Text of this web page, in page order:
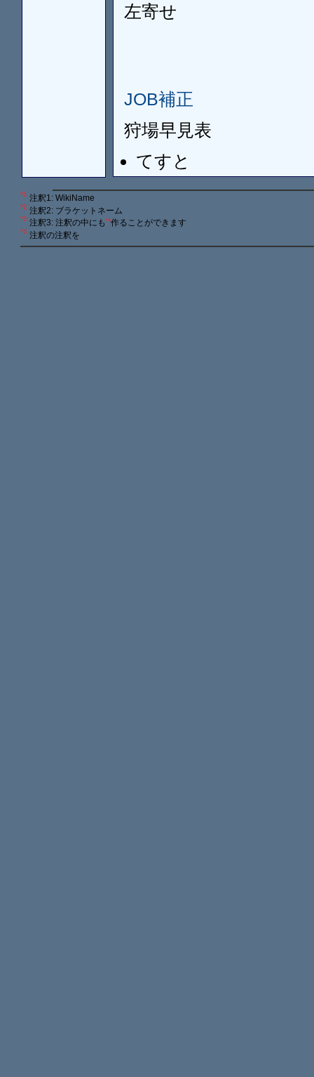
左寄せ
JOB補正
狩場早見表
てすと
*1 注釈1: WikiName
*2 注釈2: ブラケットネーム
*3 注釈3: 注釈の中にも*4作ることができます
*4 注釈の注釈を